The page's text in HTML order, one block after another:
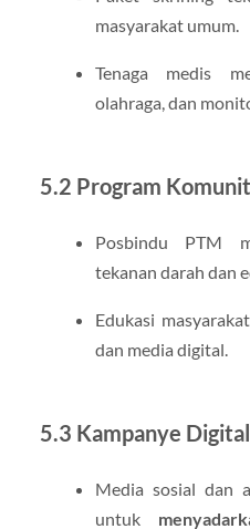
masyarakat umum.
Tenaga medis
olahraga, dan
5.2 Program
Posbindu PTM
tekanan darah dan
Edukasi
dan media digital.
5.3 Kampanye Digital
Media sosial dan
untuk